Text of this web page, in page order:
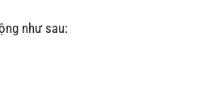
như sau: